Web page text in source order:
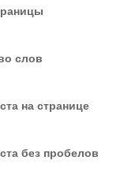
слов
на странице
без пробелов